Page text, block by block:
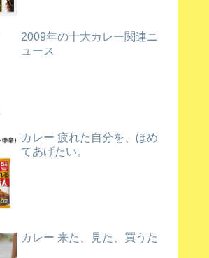
2009年の十大カレー関連ニ
ュース
カレー 疲れた自分を、ほめ
てあげたい。
カレー 来た、見た、買うた